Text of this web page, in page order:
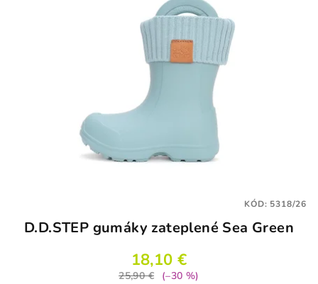
D.D.STEP gumáky zateplené Sea Green
18,10 €
25,90 €
(–30 %)
KÓD: 5318/26